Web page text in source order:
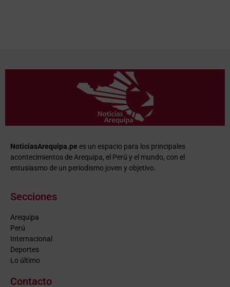
NoticiasArequipa.pe es un espacio para los principales
acontecimientos de Arequipa, el Perú y el mundo, con el
entusiasmo de un periodismo joven y objetivo.
Secciones
Arequipa
Perú
Internacional
Deportes
Lo último
Contacto